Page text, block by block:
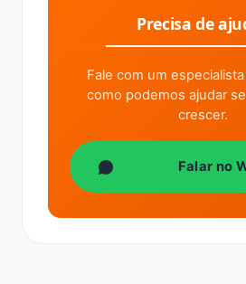
Precisa de
Fale com um
como podemos ajudar
crescer.
Falar no